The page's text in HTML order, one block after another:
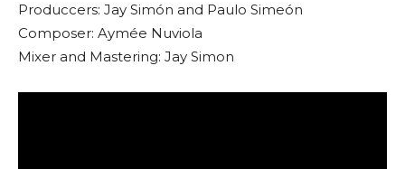
Produccers: Jay Simón and Paulo Simeón
Composer: Aymée Nuviola
Mixer and Mastering: Jay Simon